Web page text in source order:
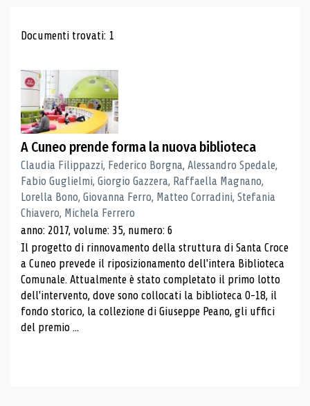
Risultati di ricerca
Documenti trovati: 1
A Cuneo prende forma la nuova biblioteca
Claudia Filippazzi, Federico Borgna, Alessandro Spedale,
Fabio Guglielmi, Giorgio Gazzera, Raffaella Magnano,
Lorella Bono, Giovanna Ferro, Matteo Corradini, Stefania
Chiavero, Michela Ferrero
anno: 2017, volume: 35, numero: 6
Il progetto di rinnovamento della struttura di Santa Croce
a Cuneo prevede il riposizionamento dell'intera Biblioteca
Comunale. Attualmente è stato completato il primo lotto
dell'intervento, dove sono collocati la biblioteca 0-18, il
fondo storico, la collezione di Giuseppe Peano, gli uffici
del premio ...